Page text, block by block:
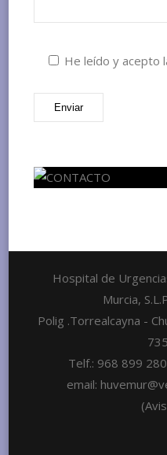
He leído y acepto
Hospital de
Murcia,
Polig .Torrealcayna -
Telf.: 968 899
email: